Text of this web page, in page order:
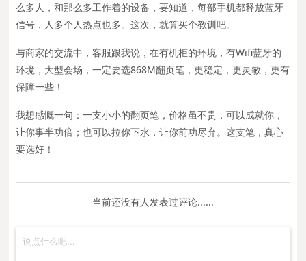
么多人，和那么多工作着的设备，要知道，每部手机都释放蓝牙
信号，人多个人热点也多。这次，就算买个教训吧。
与商家的交流中，客服跟我说，在有机柜的环境，有Wifi蓝牙的
环境，大型会场，一定要选868M翻页笔，更稳定，更灵敏，更有
保障一些！
我想感慨一句：一支小小的翻页笔，价格虽不贵，可以成就你，
让你事半功倍；也可以拉你下水，让你前功尽弃。这支笔，真心
要选好！
当前还没有人发表过评论......